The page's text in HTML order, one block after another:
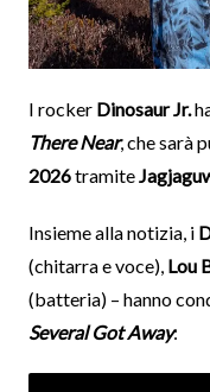
I rocker Dinosaur Jr.
There Near, che sarà
2026tramite
Insieme alla notizia, i
(chitarra e voce), Lou
(batteria) – hanno
Several Got Away: